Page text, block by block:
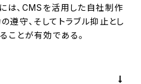
は、CMSを活用した自社制作
遵守、そしてトラブル抑止とし
ことが有効である。